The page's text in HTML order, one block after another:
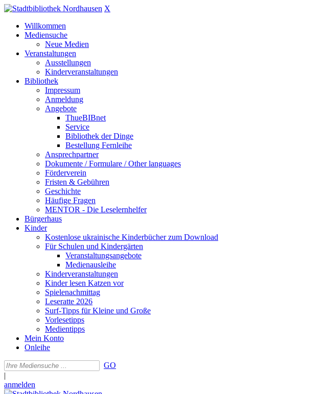
X
Willkommen
Mediensuche
Neue Medien
Veranstaltungen
Ausstellungen
Kinderveranstaltungen
Bibliothek
Impressum
Anmeldung
Angebote
ThueBIBnet
Service
Bibliothek der Dinge
Bestellung Fernleihe
Ansprechpartner
Dokumente / Formulare / Other languages
Förderverein
Fristen & Gebühren
Geschichte
Häufige Fragen
MENTOR - Die Leselernhelfer
Bürgerhaus
Kinder
Kostenlose ukrainische Kinderbücher zum Download
Für Schulen und Kindergärten
Veranstaltungsangebote
Medienausleihe
Kinderveranstaltungen
Kinder lesen Katzen vor
Spielenachmittag
Leseratte 2026
Surf-Tipps für Kleine und Große
Vorlesetipps
Medientipps
Mein Konto
Onleihe
GO
|
anmelden